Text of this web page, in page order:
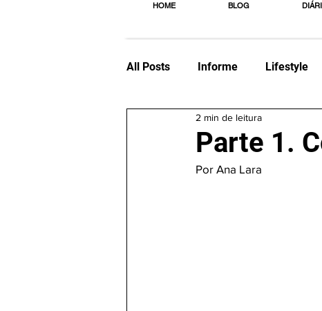
HOME BLOG
All Posts Informe Lifestyle
Editorial
Parte 1.
2 min de leitura
Por Ana Lara